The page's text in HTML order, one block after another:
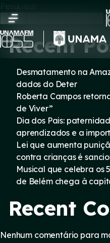
content
Pesquisar
Recent
Desmatamento na
dados do Deter
Roberta Campos
de Viver”
Dia dos Pais:
aprendizados e a
Lei que aumenta
contra crianças é
Musical que celebra os
de Belém chega à
Recent
Nenhum comentário para